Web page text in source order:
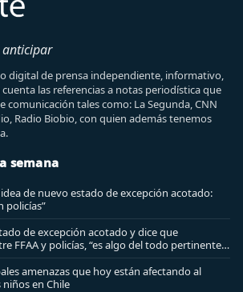
digital de prensa independiente, informativo,
las referencias a notas periodística que
comunicación tales como: La Segunda, CNN
Radio Biobio, con quien además tenemos
semana
de nuevo estado de excepción acotado:
policías”
de excepción acotado y dice que
FFAA y policías, “es algo del todo pertinente
amenazas que hoy están afectando al
en Chile